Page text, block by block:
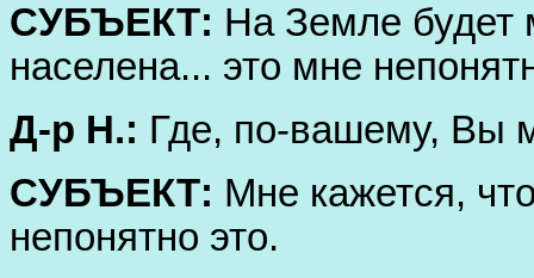
СУБЪЕКТ: На Земле будет
населена... это мне
Д-р Н.: Где, по-вашему, Вы
СУБЪЕКТ: Мне кажется,
непонятно это.